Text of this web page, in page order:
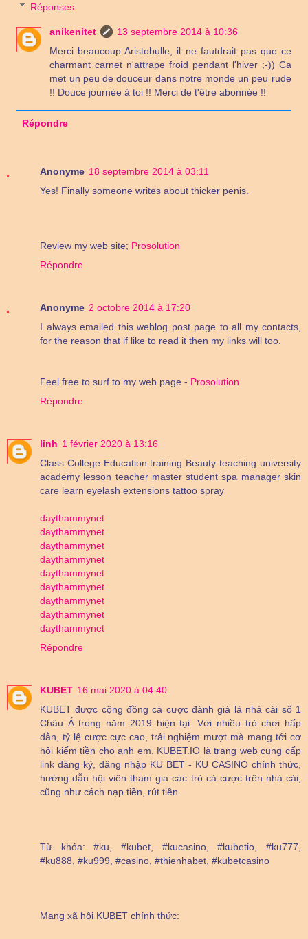
Réponses
anikenitet
13 septembre 2014 à 10:36
Merci beaucoup Aristobulle, il ne fautdrait pas que ce
charmant carnet n'attrape froid pendant l'hiver ;-)) Ca
met un peu de douceur dans notre monde un peu rude
!! Douce journée à toi !! Merci de t'être abonnée !!
Répondre
Anonyme 18 septembre 2014 à 03:11
Yes! Finally someone writes about thicker penis.
Review my web site; Prosolution
Répondre
Anonyme 2 octobre 2014 à 17:20
I always emailed this weblog post page to all my contacts,
for the reason that if like to read it then my links will too.
Feel free to surf to my web page - Prosolution
Répondre
linh 1 février 2020 à 13:16
Class College Education training Beauty teaching university
academy lesson teacher master student spa manager skin
care learn eyelash extensions tattoo spray
daythammynet
daythammynet
daythammynet
daythammynet
daythammynet
daythammynet
daythammynet
daythammynet
daythammynet
Répondre
KUBET 16 mai 2020 à 04:40
KUBET được cộng đồng cá cược đánh giá là nhà cái số 1
Châu Á trong năm 2019 hiện tại. Với nhiều trò chơi hấp
dẫn, tỷ lệ cược cực cao, trải nghiệm mượt mà mang tới cơ
hội kiếm tiền cho anh em. KUBET.IO là trang web cung cấp
link đăng ký, đăng nhập KU BET - KU CASINO chính thức,
hướng dẫn hội viên tham gia các trò cá cược trên nhà cái,
cũng như cách nạp tiền, rút tiền.
Từ khóa: #ku, #kubet, #kucasino, #kubetio, #ku777,
#ku888, #ku999, #casino, #thienhabet, #kubetcasino
Mạng xã hội KUBET chính thức: